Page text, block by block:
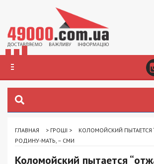
ГЛАВНАЯ > ГРОШІ >
КОЛОМОЙСКИЙ ПЫТАЕТСЯ
РОДИНУ-МАТЬ, – СМИ
Коломойский пытается